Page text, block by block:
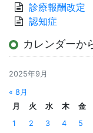
診療報酬改定
認知症
カレンダーか
2025年9月
« 8月
月
火 水 木 金
1
2 3 4 5